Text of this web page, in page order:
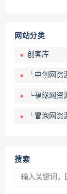
网站分类
创客库
└中创网资
└福缘网资
└冒泡网资
搜索